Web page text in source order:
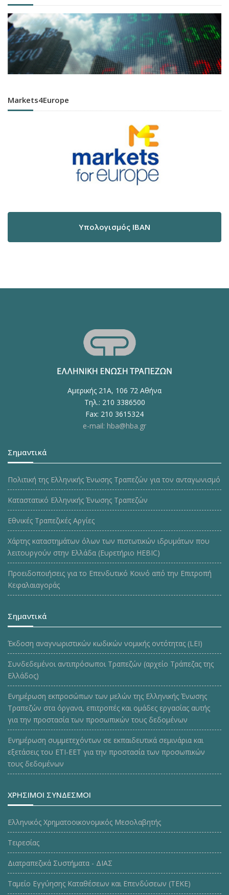
Markets4Europe
Υπολογισμός IBAN
Αμερικής 21Α, 106 72 Αθήνα
Τηλ.: 210 3386500
Fax: 210 3615324
e-mail: hba@hba.gr
Σημαντικά
Πολιτική της Ελληνικής Ένωσης Τραπεζών για τον ανταγωνισμό
Καταστατικό Ελληνικής Ένωσης Τραπεζών
Εθνικές Τραπεζικές Αργίες
Χάρτης καταστημάτων όλων των πιστωτικών ιδρυμάτων που
λειτουργούν στην Ελλάδα (Ευρετήριο HEBIC)
Προειδοποιήσεις για το Επενδυτικό Κοινό από την Επιτροπή
Κεφαλαιαγοράς
Σημαντικά
Έκδοση αναγνωριστικών κωδικών νομικής οντότητας (LEI)
Συνδεδεμένοι αντιπρόσωποι Τραπεζών (αρχείο Τράπεζας της
Ελλάδος)
Ενημέρωση εκπροσώπων των μελών της Ελληνικής Ένωσης
Τραπεζών στα όργανα, επιτροπές και ομάδες εργασίας αυτής
για την προστασία των προσωπικών τους δεδομένων
Ενημέρωση συμμετεχόντων σε εκπαιδευτικά σεμινάρια και
εξετάσεις του ΕΤΙ-ΕΕΤ για την προστασία των προσωπικών
τους δεδομένων
ΧΡΗΣΙΜΟΙ ΣΥΝΔΕΣΜΟΙ
Ελληνικός Χρηματοοικονομικός Μεσολαβητής
Τειρεσίας
Διατραπεζικά Συστήματα - ΔΙΑΣ
Ταμείο Εγγύησης Καταθέσεων και Επενδύσεων (ΤΕΚE)